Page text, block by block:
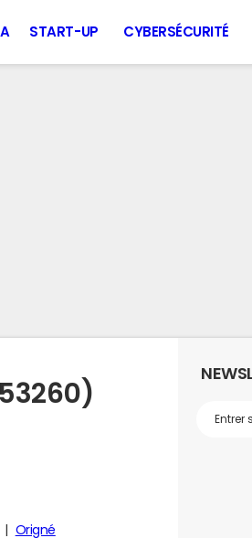
START-UP CYBERSÉCURITÉ
Origné